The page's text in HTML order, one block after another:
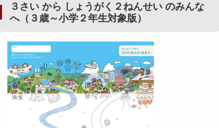
３さい から しょうがく２ねんせい のみんな
へ（３歳～小学２年生対象版）